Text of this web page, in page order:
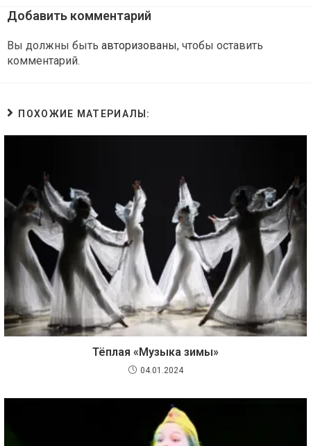
Добавить комментарий
Вы должны быть авторизованы, чтобы оставить
комментарий.
ПОХОЖИЕ МАТЕРИАЛЫ:
Тёплая «Музыка зимы»
04.01.2024